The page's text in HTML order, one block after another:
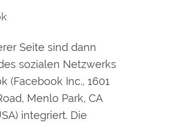
Seite sind dann
sozialen Netzwerks
(Facebook Inc., 1601
Menlo Park, CA
integriert. Die